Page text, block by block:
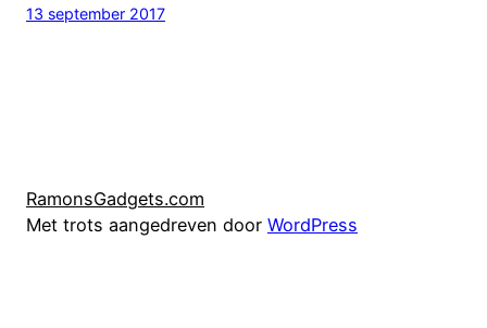
13 september 2017
RamonsGadgets.com
Met trots aangedreven door WordPress